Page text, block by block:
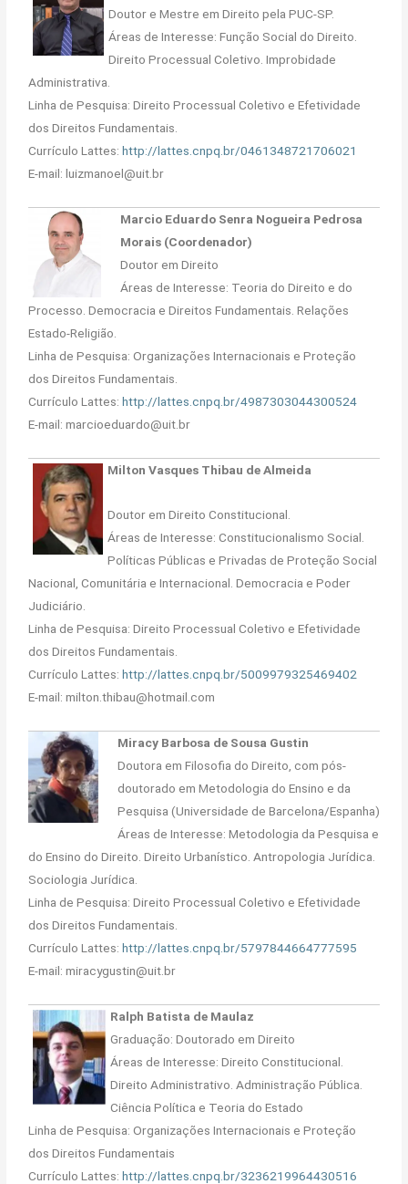
Doutor e Mestre em Direito pela PUC-SP.
Áreas de Interesse: Função Social do Direito.
Direito Processual Coletivo. Improbidade
Administrativa.
Linha de Pesquisa: Direito Processual Coletivo e Efetividade
dos Direitos Fundamentais.
Currículo Lattes:http://lattes.cnpq.br/0461348721706021
E-mail: luizmanoel@uit.br
Marcio Eduardo Senra Nogueira Pedrosa
Morais (Coordenador)
Doutor em Direito
Áreas de Interesse: Teoria do Direito e do
Processo. Democracia e Direitos Fundamentais. Relações
Estado-Religião.
Linha de Pesquisa: Organizações Internacionais e Proteção
dos Direitos Fundamentais.
Currículo Lattes:http://lattes.cnpq.br/4987303044300524
E-mail: marcioeduardo@uit.br
Milton Vasques Thibau de Almeida
Doutor em Direito Constitucional.
Áreas de Interesse: Constitucionalismo Social.
Políticas Públicas e Privadas de Proteção Social
Nacional, Comunitária e Internacional. Democracia e Poder
Judiciário.
Linha de Pesquisa: Direito Processual Coletivo e Efetividade
dos Direitos Fundamentais.
Currículo Lattes:http://lattes.cnpq.br/5009979325469402
E-mail: milton.thibau@hotmail.com
Miracy Barbosa de Sousa Gustin
Doutora em Filosofia do Direito, com pós-
doutorado em Metodologia do Ensino e da
Pesquisa (Universidade de Barcelona/Espanha)
Áreas de Interesse: Metodologia da Pesquisa e
do Ensino do Direito. Direito Urbanístico. Antropologia Jurídica.
Sociologia Jurídica.
Linha de Pesquisa: Direito Processual Coletivo e Efetividade
dos Direitos Fundamentais.
Currículo Lattes:http://lattes.cnpq.br/5797844664777595
E-mail: miracygustin@uit.br
Ralph Batista de Maulaz
Graduação: Doutorado em Direito
Áreas de Interesse: Direito Constitucional.
Direito Administrativo. Administração Pública.
Ciência Política e Teoria do Estado
Linha de Pesquisa: Organizações Internacionais e Proteção
dos Direitos Fundamentais
Currículo Lattes:http://lattes.cnpq.br/3236219964430516